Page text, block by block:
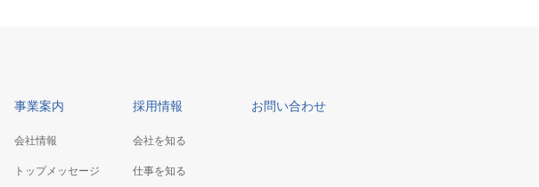
事業案内
会社情報
トップメッセージ
採用情報
会社を知る
仕事を知る
お問い合わせ